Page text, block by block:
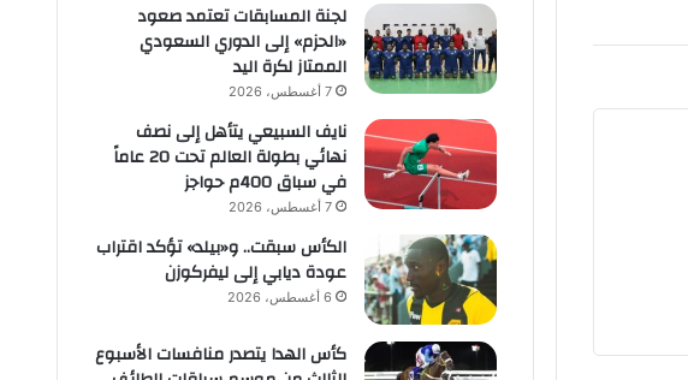
لجنة المسابقات تعتمد صعود
«الحزم» إلى الدوري السعودي
الممتاز لكرة اليد
7 أغسطس، 2026
نايف السبيعي يتأهل إلى نصف
نهائي بطولة العالم تحت 20 عاماً
في سباق 400م حواجز
7 أغسطس، 2026
الكأس سبقت.. و«بيلد» تؤكد اقتراب
عودة ديابي إلى ليفركوزن
6 أغسطس، 2026
كأس الهدا يتصدر منافسات الأسبوع